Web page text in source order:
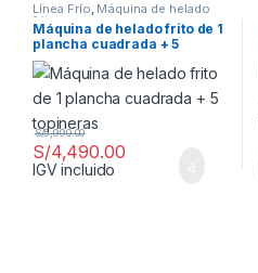
Línea Frío, Máquina de helado
frito
Máquina de helado frito de 1
plancha cuadrada + 5
topineras
S/4,490.00
S/5,990.00
IGV incluido